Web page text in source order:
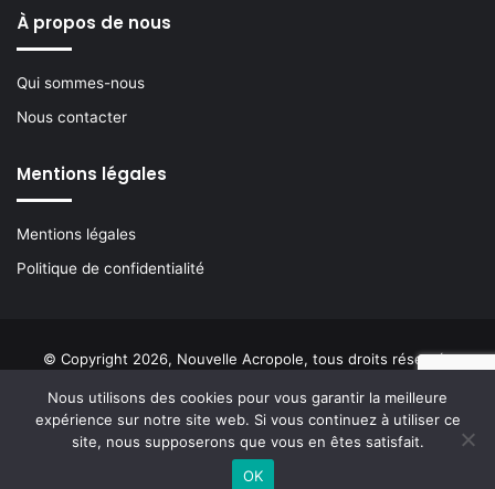
À propos de nous
Qui sommes-nous
Nous contacter
Mentions légales
Mentions légales
Politique de confidentialité
© Copyright 2026, Nouvelle Acropole, tous droits réservés
FacebookYouTubeInstagramBuzzsprout
Nous utilisons des cookies pour vous garantir la meilleure
expérience sur notre site web. Si vous continuez à utiliser ce
site, nous supposerons que vous en êtes satisfait.
OK